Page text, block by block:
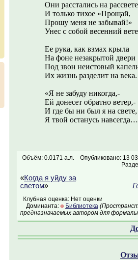
Они расстались на рассвете
И только тихое «Прощай,
Прошу меня не забывай!»
Унес с собой весенний
Ее рука, как взмах крыла
На фоне незакрытой двери
Под звон неистовый
Их жизнь разделит на века.
«Я не забуду никогда,-
Ей донесет обратно ветер,-
И где бы ни был я на свете,
Я твой останусь
Объём: 0.0171 а.л.
Опубликовано: 13
«Когда я уйду за
светом»
Клубная оценка: Нет оценки
Доминанта:
Библиотека
предназначаемых автором для